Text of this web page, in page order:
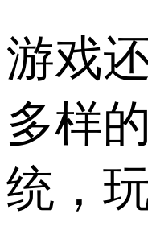
游戏
多样
统，